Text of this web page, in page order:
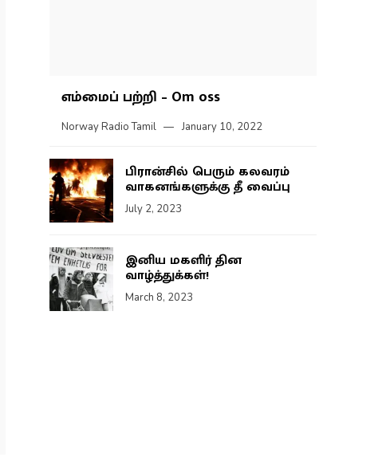
எம்மைப் பற்றி – Om oss
Norway Radio Tamil January 10, 2022
பிரான்சில் பெரும் கலவரம்
வாகனங்களுக்கு தீ வைப்பு
July 2, 2023
இனிய மகளிர் தின
வாழ்த்துக்கள்!
March 8, 2023